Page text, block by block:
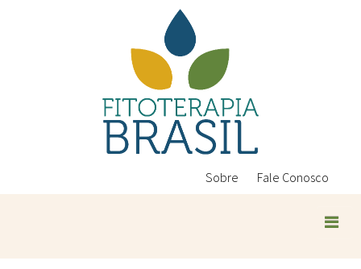
Sobre Fale Conosco